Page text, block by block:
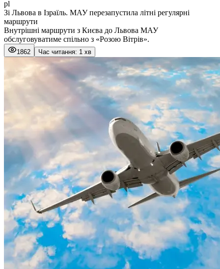
pl
Зі Львова в Ізраїль. МАУ перезапустила літні регулярні
маршрути
Внутрішні маршрути з Києва до Львова МАУ
обслуговуватиме спільно з «Розою Вітрів».
1862 Час читання: 1 хв